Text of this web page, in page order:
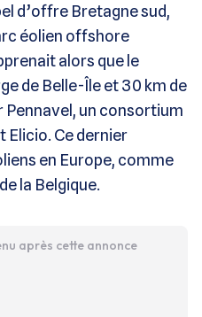
d’offre Bretagne sud,
éolien offshore
alors que le
de Belle-Île et 30 km de
un consortium
Elicio. Ce dernier
en Europe, comme
la Belgique.
après cette annonce